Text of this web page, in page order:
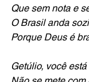
Que sem nota e
O Brasil anda
Porque Deus é
Getúlio, você